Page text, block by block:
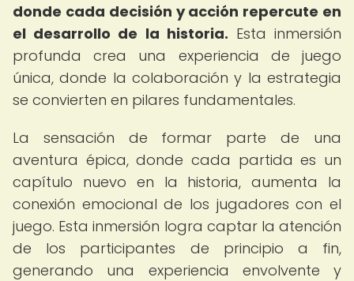
donde cada decisión y acción repercute en
el desarrollo de la historia. Esta inmersión
profunda crea una experiencia de juego
única, donde la colaboración y la estrategia
se convierten en pilares fundamentales.
La sensación de formar parte de una
aventura épica, donde cada partida es un
capítulo nuevo en la historia, aumenta la
conexión emocional de los jugadores con el
juego. Esta inmersión logra captar la atención
de los participantes de principio a fin,
generando una experiencia envolvente y